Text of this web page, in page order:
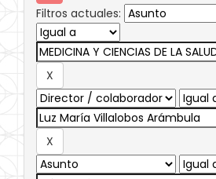
Filtros actuales: